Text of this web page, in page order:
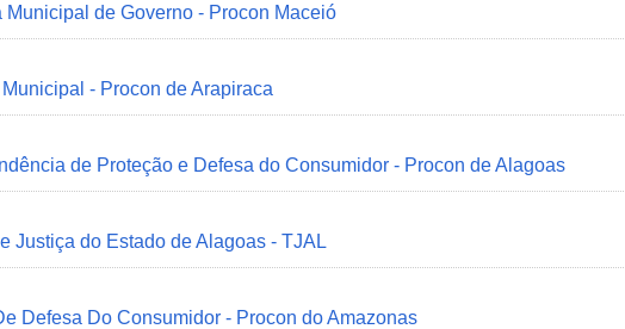
Municipal de Governo - Procon Maceió
- Procon de Arapiraca
de Proteção e Defesa do Consumidor - Procon de Alagoas
Justiça do Estado de Alagoas - TJAL
Defesa Do Consumidor - Procon do Amazonas